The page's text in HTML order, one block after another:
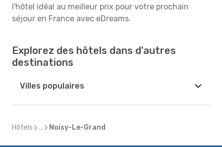
l'hôtel idéal au meilleur prix pour votre prochain
séjour en France avec eDreams.
Explorez des hôtels dans d'autres
destinations
Villes populaires
Hôtels ... Noisy-Le-Grand